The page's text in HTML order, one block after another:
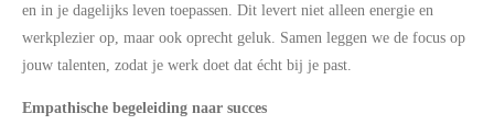
en in je dagelijks leven toepassen. Dit levert niet alleen energie en
werkplezier op, maar ook oprecht geluk. Samen leggen we de focus op
jouw talenten, zodat je werk doet dat écht bij je past.
Empathische begeleiding naar succes